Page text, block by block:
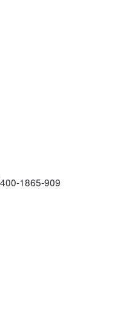
1865-909